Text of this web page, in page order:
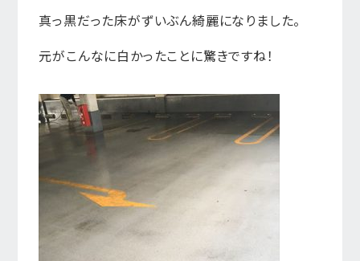
真っ黒だった床がずいぶん綺麗になりました。
元がこんなに白かったことに驚きですね！